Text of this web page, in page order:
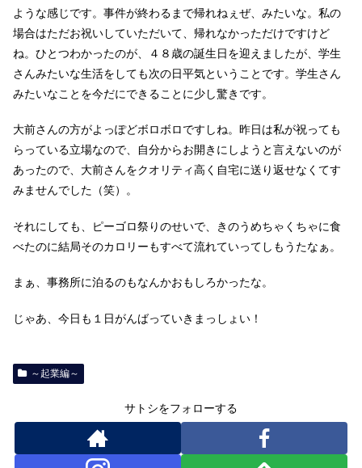
ような感じです。事件が終わるまで帰れねぇぜ、みたいな。私の
場合はただお祝いしていただいて、帰れなかっただけですけど
ね。ひとつわかったのが、４８歳の誕生日を迎えましたが、学生
さんみたいな生活をしても次の日平気ということです。学生さん
みたいなことを今だにできることに少し驚きです。
大前さんの方がよっぽどボロボロですしね。昨日は私が祝っても
らっている立場なので、自分からお開きにしようと言えないのが
あったので、大前さんをクオリティ高く自宅に送り返せなくてす
みませんでした（笑）。
それにしても、ピーゴロ祭りのせいで、きのうめちゃくちゃに食
べたのに結局そのカロリーもすべて流れていってしもうたなぁ。
まぁ、事務所に泊るのもなんかおもしろかったな。
じゃあ、今日も１日がんばっていきまっしょい！
～起業編～
サトシをフォローする